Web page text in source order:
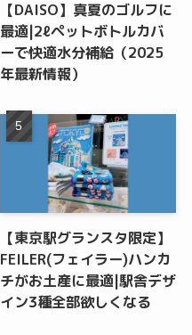
【DAISO】真夏のゴルフに
最適|2ℓペットボトルカバ
ーで快適水分補給（2025
年最新情報）
【東京駅グランスタ限定】
FEILER(フェイラー)ハンカ
チがお土産に最適|駅舎デザ
イン3種全部欲しくなる